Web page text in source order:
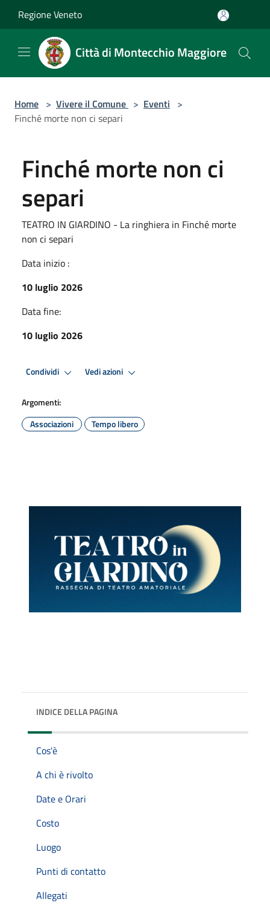
Regione Veneto
Città di Montecchio Maggiore
Home > Vivere il Comune > Eventi >
Finché morte non ci separi
Finché morte non ci
separi
TEATRO IN GIARDINO - La ringhiera in Finché morte
non ci separi
Data inizio :
10 luglio 2026
Data fine:
10 luglio 2026
Condividi Vedi azioni
Argomenti:
Associazioni
Tempo libero
INDICE DELLA PAGINA
Cos'è
A chi è rivolto
Date e Orari
Costo
Luogo
Punti di contatto
Allegati